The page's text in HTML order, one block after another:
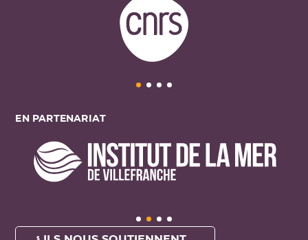
EN PARTENARIAT